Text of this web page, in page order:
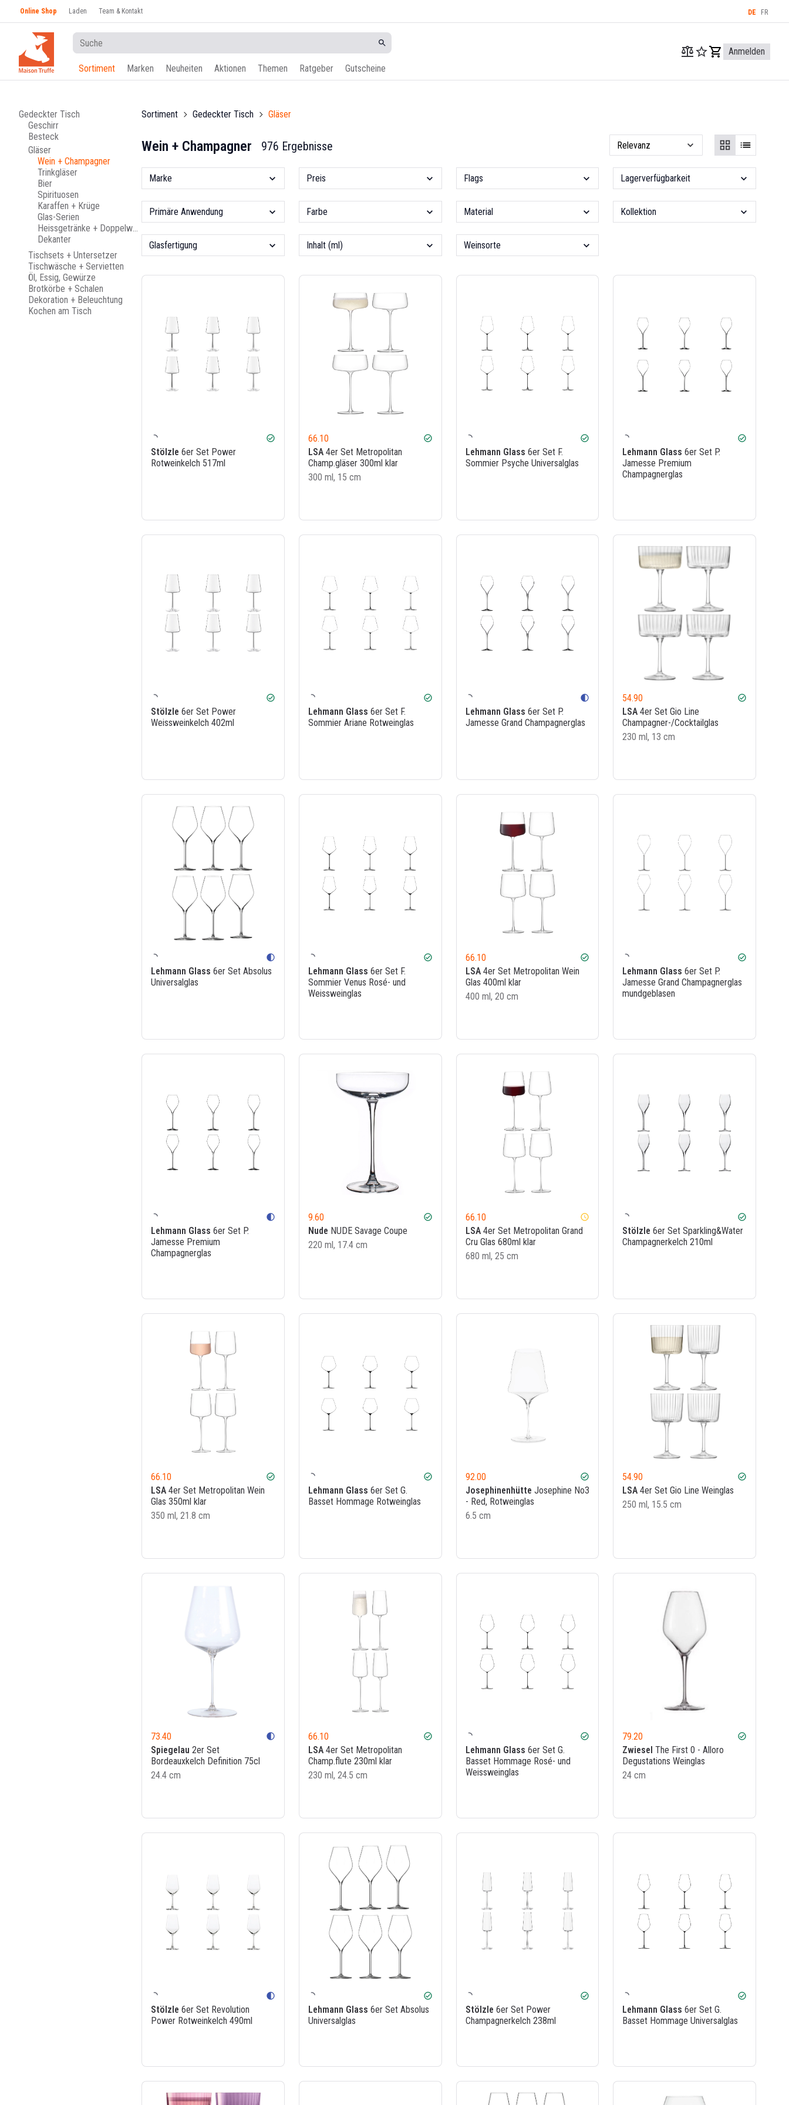
Online Shop Laden Team & Kontakt DE FR
Sortiment Marken Neuheiten Aktionen Themen Ratgeber Gutscheine
Anmelden
Gedeckter Tisch
Geschirr
Besteck
Gläser
Wein + Champagner
Trinkgläser
Bier
Spirituosen
Karaffen + Krüge
Glas-Serien
Heissgetränke + Doppelwandig
Dekanter
Tischsets + Untersetzer
Tischwäsche + Servietten
Öl, Essig, Gewürze
Brotkörbe + Schalen
Dekoration + Beleuchtung
Kochen am Tisch
Sortiment Gedeckter Tisch Gläser
Wein + Champagner 976 Ergebnisse
Marke Preis Flags Lagerverfügbarkeit
Primäre Anwendung Farbe Material Kollektion
Glasfertigung Inhalt (ml) Weinsorte
check_circle
Stölzle 6er Set Power
Rotweinkelch 517ml
66.10 check_circle
LSA4er Set Metropolitan
Champ.gläser 300ml klar
300 ml, 15 cm
check_circle
Lehmann Glass 6er Set F.
Sommier Psyche Universalglas
check_circle
Lehmann Glass 6er Set P.
Jamesse Premium
Champagnerglas
check_circle
Stölzle 6er Set Power
Weissweinkelch 402ml
check_circle
Lehmann Glass 6er Set F.
Sommier Ariane Rotweinglas
contrast
Lehmann Glass 6er Set P.
Jamesse Grand Champagnerglas
54.90 check_circle
LSA 4er Set Gio Line
Champagner-/Cocktailglas
230 ml, 13 cm
contrast
Lehmann Glass 6er Set Absolus
Universalglas
check_circle
Lehmann Glass 6er Set F.
Sommier Venus Rosé- und
Weissweinglas
66.10 check_circle
LSA4er Set Metropolitan Wein
Glas 400ml klar
400 ml, 20 cm
check_circle
Lehmann Glass 6er Set P.
Jamesse Grand Champagnerglas
mundgeblasen
contrast
Lehmann Glass 6er Set P.
Jamesse Premium
Champagnerglas
9.60 check_circle
Nude NUDE Savage Coupe
220 ml, 17.4 cm
66.10 watch_later
LSA4er Set Metropolitan Grand
Cru Glas 680ml klar
680 ml, 25 cm
check_circle
Stölzle 6er Set Sparkling&Water
Champagnerkelch 210ml
66.10 check_circle
LSA 4er Set Metropolitan Wein
Glas 350ml klar
350 ml, 21.8 cm
check_circle
Lehmann Glass 6er Set G.
Basset Hommage Rotweinglas
92.00 check_circle
Josephinenhütte Josephine No3
- Red, Rotweinglas
6.5 cm
54.90 check_circle
LSA 4er Set Gio Line Weinglas
250 ml, 15.5 cm
73.40 contrast
Spiegelau 2er Set
Bordeauxkelch Definition 75cl
24.4 cm
66.10 check_circle
LSA4er Set Metropolitan
Champ.flute 230ml klar
230 ml, 24.5 cm
check_circle
Lehmann Glass 6er Set G.
Basset Hommage Rosé- und
Weissweinglas
79.20 check_circle
Zwiesel The First 0 - Alloro
Degustations Weinglas
24 cm
contrast
Stölzle 6er Set Revolution
Power Rotweinkelch 490ml
check_circle
Lehmann Glass 6er Set Absolus
Universalglas
check_circle
Stölzle 6er Set Power
Champagnerkelch 238ml
check_circle
Lehmann Glass 6er Set G.
Basset Hommage Universalglas